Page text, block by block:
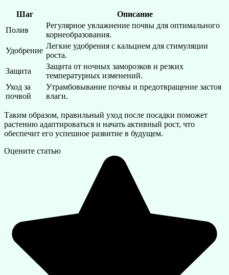
Шаг
Описание
Полив
Регулярное увлажнение почвы для оптимального
корнеобразования.
Удобрение
Легкие удобрения с кальцием для стимуляции
роста.
Защита
Защита от ночных заморозков и резких
температурных изменений.
Уход за
почвой
Утрамбовывание почвы и предотвращение застоя
влаги.
Таким образом, правильный уход после посадки поможет
растению адаптироваться и начать активный рост, что
обеспечит его успешное развитие в будущем.
Оцените статью